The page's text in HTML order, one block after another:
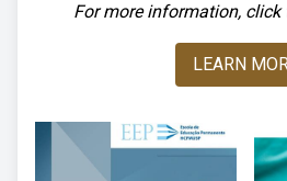
For more information, click
LEARN